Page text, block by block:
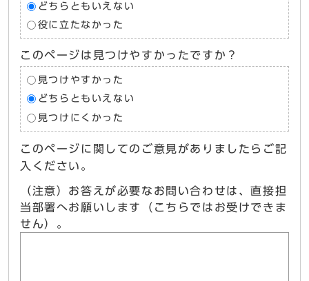
どちらともいえない
役に立たなかった
このページは見つけやすかったですか？
見つけやすかった
どちらともいえない
見つけにくかった
このページに関してのご意見がありましたらご記
入ください。
（注意）お答えが必要なお問い合わせは、直接担
当部署へお願いします（こちらではお受けできま
せん）。